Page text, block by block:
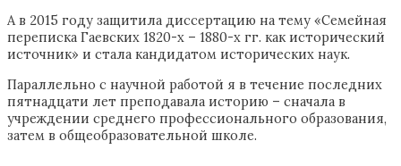
А в 2015 году защитила диссертацию на тему «Семейная
переписка Гаевских 1820-х – 1880-х гг. как исторический
источник» и стала кандидатом исторических наук.
Параллельно с научной работой я в течение последних
пятнадцати лет преподавала историю – сначала в
учреждении среднего профессионального образования,
затем в общеобразовательной школе.